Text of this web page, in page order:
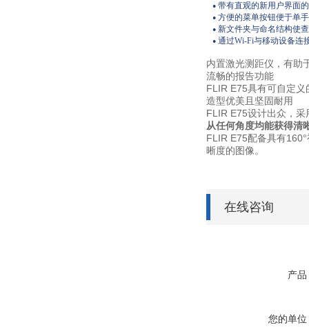
● 带有直观的新用户界面
● 方便的菜单按钮便于单
● 新文件夹与命名结构使
● 通过Wi-Fi与移动设备连
内置激光测距仪，有助
流畅的报告功能
FLIR E75具有可自定
造型优美且坚固耐用
FLIR E75设计出众，
从任何角度均能获得清
FLIR E75配备具有
晰度的图像。
在线咨询
产品
您的单位